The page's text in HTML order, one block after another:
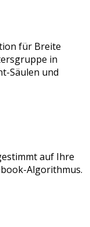
für Breite
in
Säulen und
auf Ihre
-Algorithmus.